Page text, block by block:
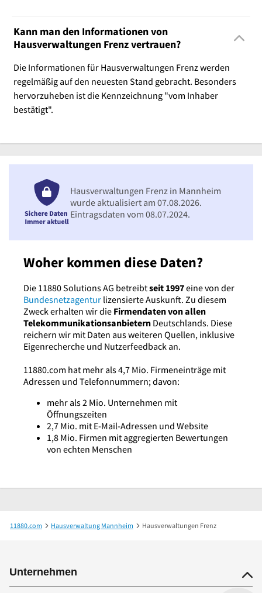
Kann man den Informationen von
Hausverwaltungen Frenz vertrauen?
Die Informationen für Hausverwaltungen Frenz werden
regelmäßig auf den neuesten Stand gebracht. Besonders
hervorzuheben ist die Kennzeichnung "vom Inhaber
bestätigt".
Woher kommen diese Daten?
Die 11880 Solutions AG betreibtseit 1997eine von der
Bundesnetzagentur lizensierte Auskunft. Zu diesem
Zweck erhalten wir die Firmendaten von allen
Telekommunikationsanbietern Deutschlands. Diese
reichern wir mit Daten aus weiteren Quellen, inklusive
Eigenrecherche und Nutzerfeedback an.
11880.com hat mehr als 4,7 Mio. Firmeneinträge mit
Adressen und Telefonnummern; davon:
mehr als 2 Mio. Unternehmen mit
Öffnungszeiten
2,7 Mio. mit E-Mail-Adressen und Website
1,8 Mio. Firmen mit aggregierten Bewertungen
von echten Menschen
Hausverwaltungen Frenz in Mannheim
wurde aktualisiert am 07.08.2026.
Eintragsdaten vom 08.07.2024.
11880.com Hausverwaltung Mannheim Hausverwaltungen Frenz
Unternehmen